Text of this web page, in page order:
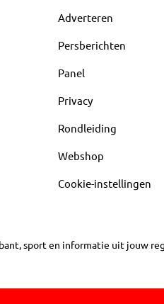
Adverteren
Persberichten
Panel
Privacy
Rondleiding
Webshop
Cookie-instellingen
sport en informatie uit jouw